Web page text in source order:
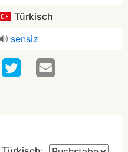
Türkisch
sensiz